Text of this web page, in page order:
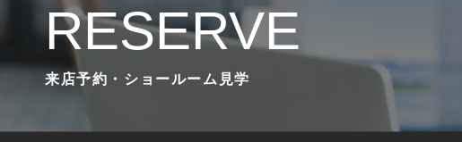
RESERVE
来店予約・ショールーム見学